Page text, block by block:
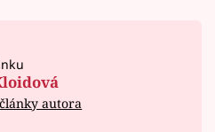
autora